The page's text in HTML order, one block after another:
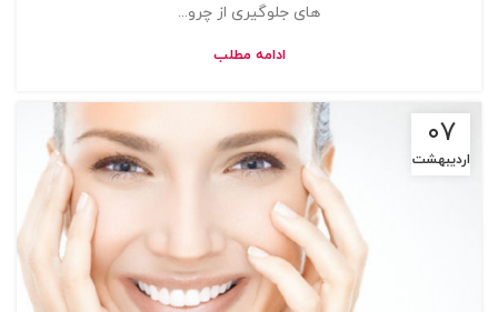
های جلوگیری از چرو...
ادامه مطلب
۰۷
اردیبهشت